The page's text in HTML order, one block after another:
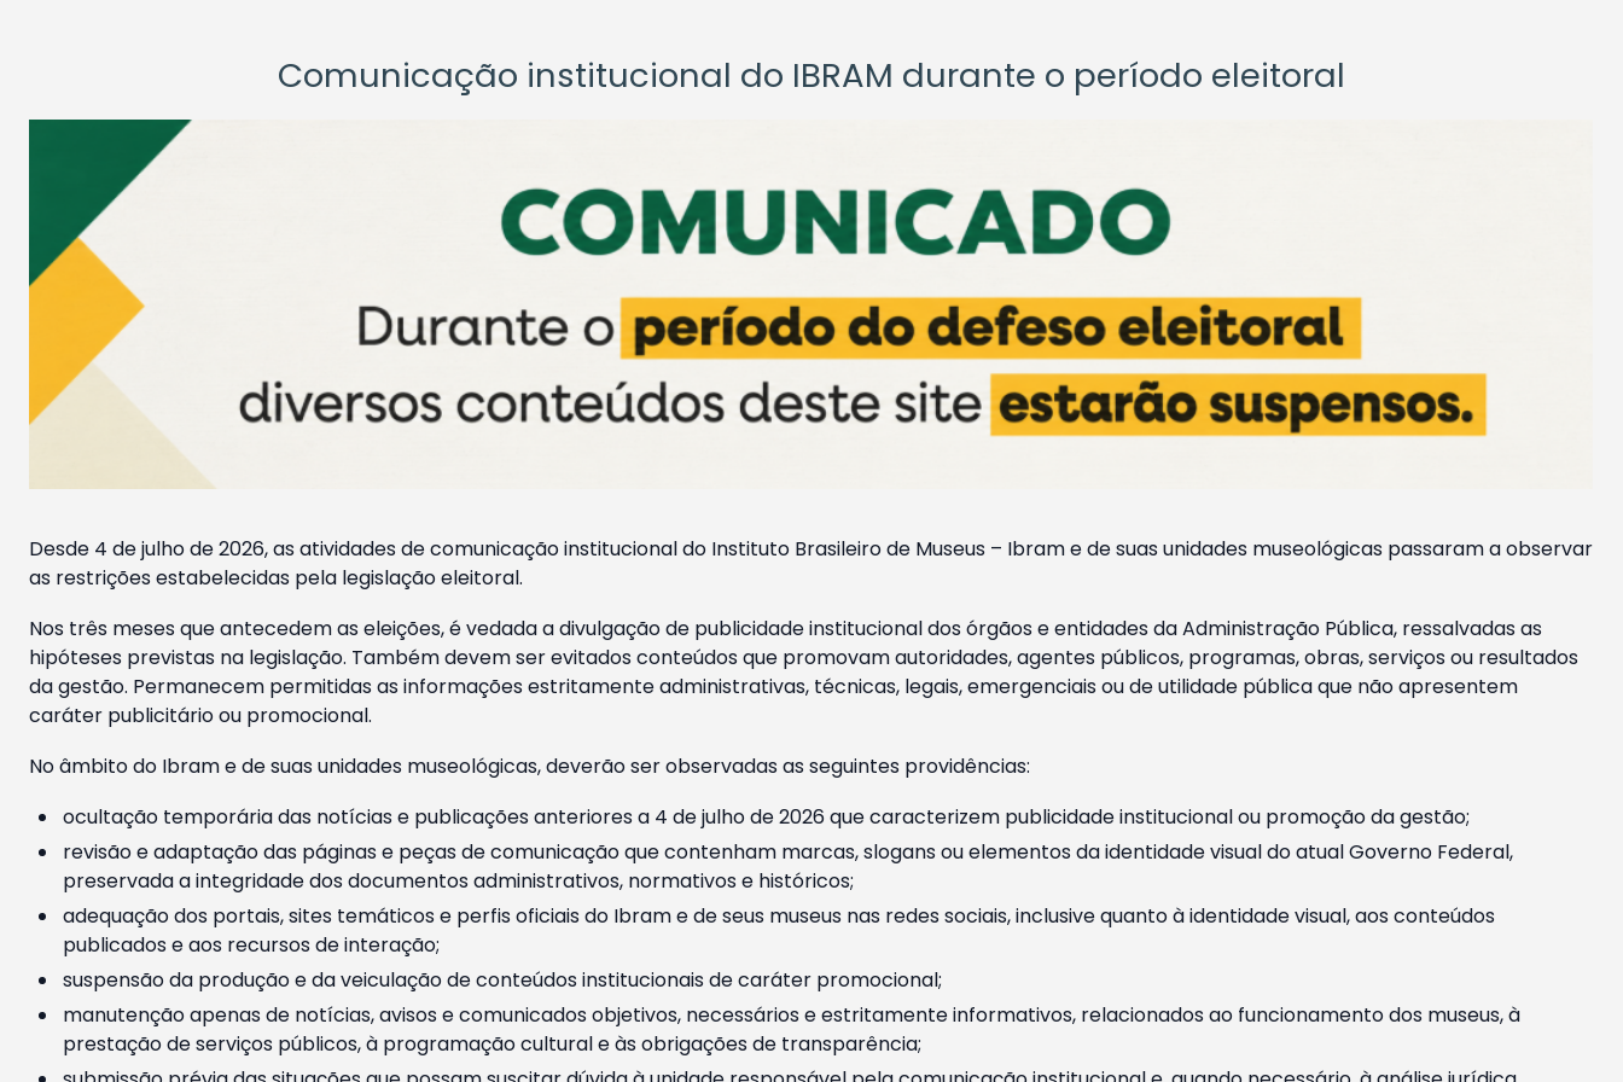
Comunicação institucional do IBRAM durante o período eleitoral
Desde 4 de julho de 2026, as atividades de comunicação institucional do Instituto Brasileiro de Museus – Ibram e de suas unidades museológicas passaram a observar
as restrições estabelecidas pela legislação eleitoral.
Nos três meses que antecedem as eleições, é vedada a divulgação de publicidade institucional dos órgãos e entidades da Administração Pública, ressalvadas as
hipóteses previstas na legislação. Também devem ser evitados conteúdos que promovam autoridades, agentes públicos, programas, obras, serviços ou resultados
da gestão. Permanecem permitidas as informações estritamente administrativas, técnicas, legais, emergenciais ou de utilidade pública que não apresentem
caráter publicitário ou promocional.
No âmbito do Ibram e de suas unidades museológicas, deverão ser observadas as seguintes providências:
ocultação temporária das notícias e publicações anteriores a 4 de julho de 2026 que caracterizem publicidade institucional ou promoção da gestão;
revisão e adaptação das páginas e peças de comunicação que contenham marcas, slogans ou elementos da identidade visual do atual Governo Federal,
preservada a integridade dos documentos administrativos, normativos e históricos;
adequação dos portais, sites temáticos e perfis oficiais do Ibram e de seus museus nas redes sociais, inclusive quanto à identidade visual, aos conteúdos
publicados e aos recursos de interação;
suspensão da produção e da veiculação de conteúdos institucionais de caráter promocional;
manutenção apenas de notícias, avisos e comunicados objetivos, necessários e estritamente informativos, relacionados ao funcionamento dos museus, à
prestação de serviços públicos, à programação cultural e às obrigações de transparência;